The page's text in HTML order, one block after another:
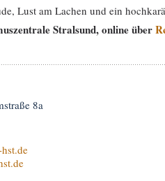
Lust am Lachen und ein
Stralsund, online über
8a